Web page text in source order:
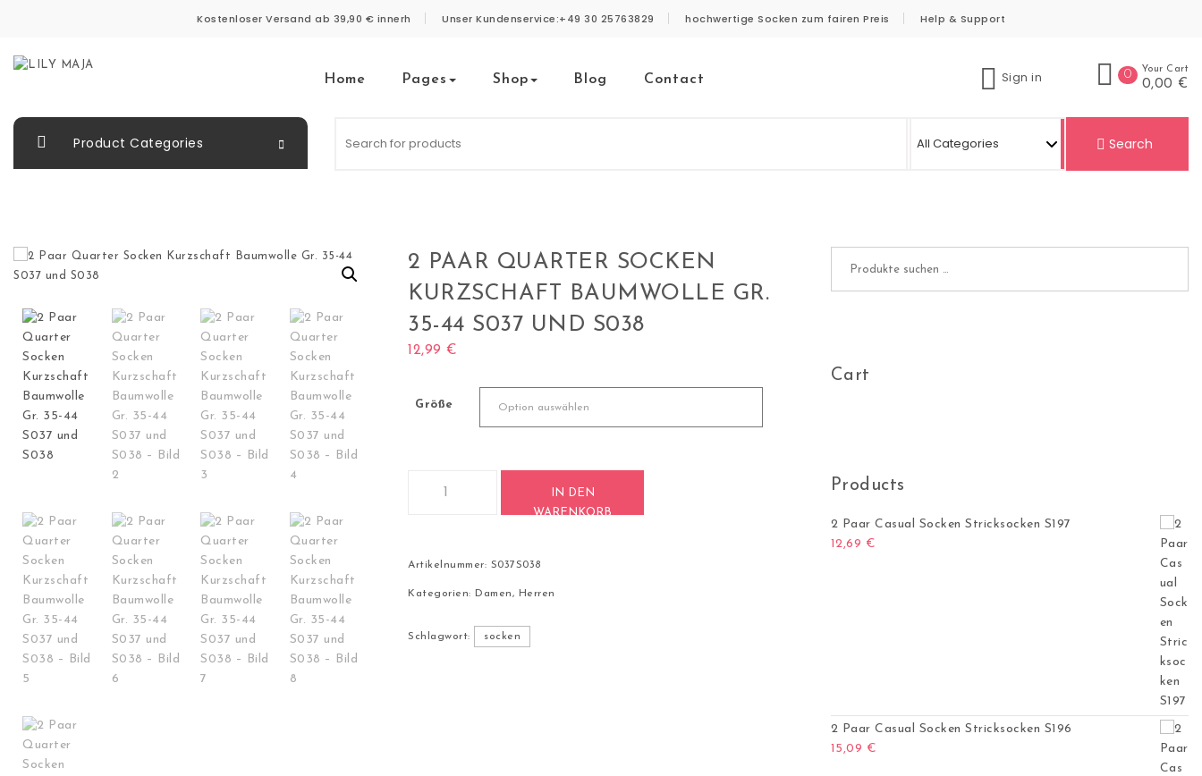
Kostenloser Versand ab 39,90 € innerh Unser Kundenservice:+49 30 25763829 hochwertige Socken zum fairen Preis Help & Support
Home Pages Shop Blog Contact Sign in 0 Your Cart
0,00 €
Product Categories Search
2 PAAR QUARTER SOCKEN
KURZSCHAFT BAUMWOLLE GR.
35-44 S037 UND S038
12,99€
Größe
2 Paar Quarter Socken Kurzschaft Baumwolle Gr. 35-44 S037 und S038 Menge
IN DEN
WARENKORB
Artikelnummer: S037S038
Kategorien: Damen, Herren
Schlagwort: socken
Cart
Products
2 Paar Casual Socken Stricksocken S197
12,69 €
2 Paar Casual Socken Stricksocken S196
15,09 €